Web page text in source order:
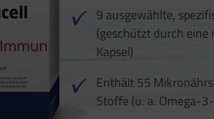
9 ausgewählte,
(geschützt durch
Kapsel)
Enthält 55
Stoffe (u. a. Omega-